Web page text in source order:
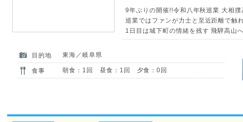
9年ぶりの開催!!令和八年秋巡業 大相
巡業ではファンが力士と至近距離で触
1日目は城下町の情緒を残す 飛騨高山
目的地 東海／岐阜県
食事 朝食：1回 昼食：1回 夕食：0回